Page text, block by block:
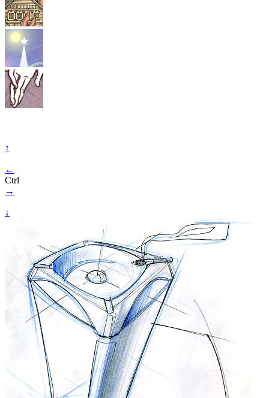
↑
←
Ctrl
→
↓